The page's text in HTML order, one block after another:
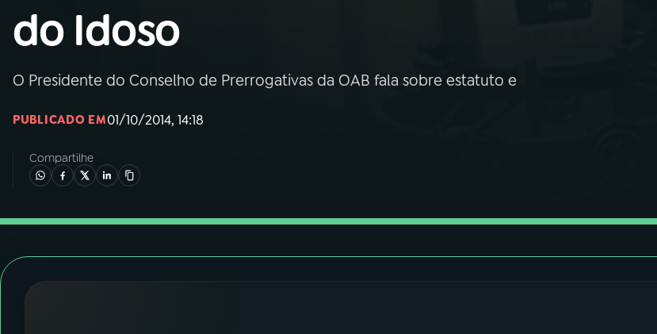
02A RÁDIO
03PROGRAMAÇÃO
05PODCASTS
do Idoso
O Presidente do Conselho de Prerrogativas da OAB fala sobre estatuto e
PUBLICADO EM01/10/2014, 14:18
Compartilhe